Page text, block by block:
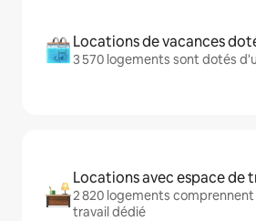
Locations de vacances
3 570 logements sont dotés
Locations avec espace de
2 820 logements
travail dédié